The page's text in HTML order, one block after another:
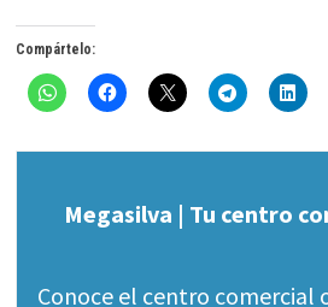
Compártelo:
Megasilva | Tu centro
Conoce el centro comercial